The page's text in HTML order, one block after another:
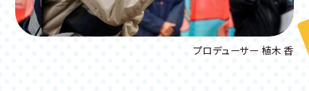
プロデューサー 植木 香